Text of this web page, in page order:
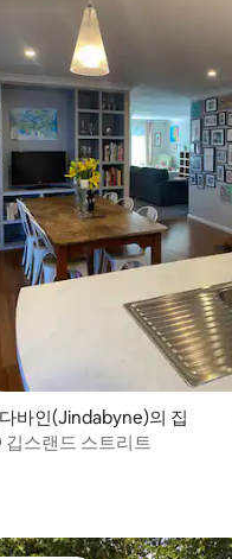
만점), 후기 4개
바인(Jindabyne)의 집
깁스랜드 스트리트